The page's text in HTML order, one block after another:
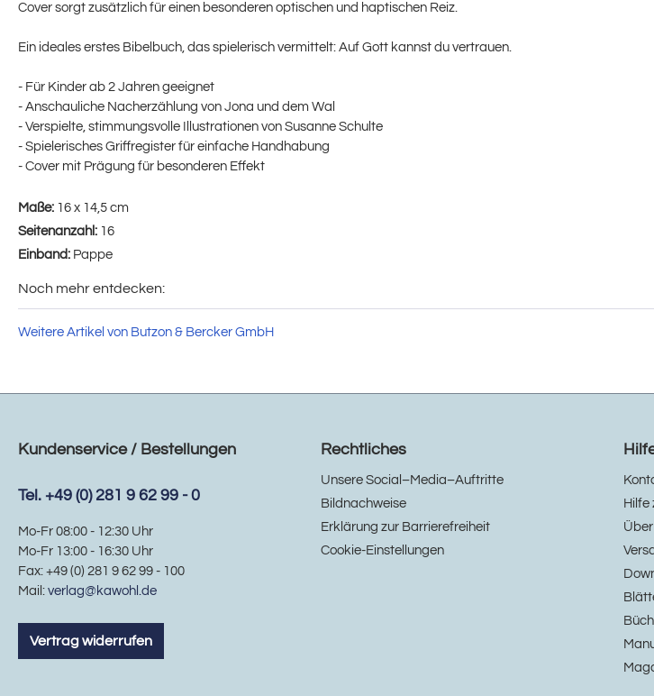
Cover sorgt zusätzlich für einen besonderen optischen und haptischen Reiz.
Ein ideales erstes Bibelbuch, das spielerisch vermittelt: Auf Gott kannst du vertrauen.
- Für Kinder ab 2 Jahren geeignet
- Anschauliche Nacherzählung von Jona und dem Wal
- Verspielte, stimmungsvolle Illustrationen von Susanne Schulte
- Spielerisches Griffregister für einfache Handhabung
- Cover mit Prägung für besonderen Effekt
Maße: 16 x 14,5 cm
Seitenanzahl: 16
Einband: Pappe
Noch mehr entdecken:
Weitere Artikel von Butzon & Bercker GmbH
Kundenservice / Bestellungen
Tel. +49 (0) 281 9 62 99 - 0
Mo-Fr 08:00 - 12:30 Uhr
Mo-Fr 13:00 - 16:30 Uhr
Fax: +49 (0) 281 9 62 99 - 100
Mail: verlag@kawohl.de
Vertrag widerrufen
Rechtliches
Unsere Social–Media–Auftritte
Bildnachweise
Erklärung zur Barrierefreiheit
Cookie-Einstellungen
Hilfe